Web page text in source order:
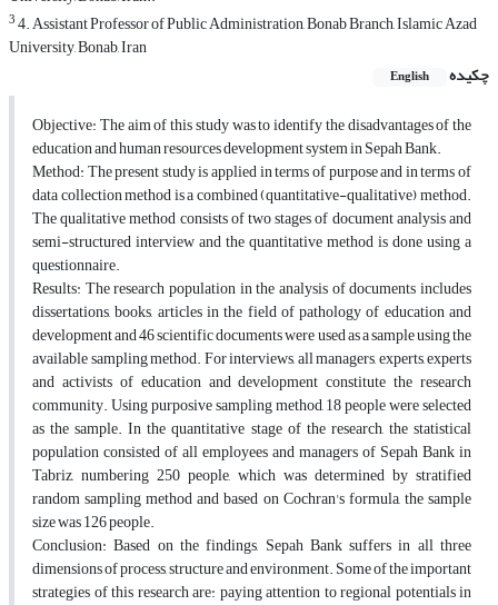
34. Assistant Professor of Public Administration, Bonab Branch, Islamic Azad
University, Bonab, Iran
چکیده
English
Objective: The aim of this study was to identify the disadvantages of the
education and human resources development system in Sepah Bank.
Method: The present study is applied in terms of purpose and in terms of
data collection method is a combined (quantitative-qualitative) method.
The qualitative method consists of two stages of document analysis and
semi-structured interview and the quantitative method is done using a
questionnaire.
Results: The research population in the analysis of documents includes
dissertations, books, articles in the field of pathology of education and
development and 46 scientific documents were used as a sample using the
available sampling method. For interviews, all managers, experts, experts
and activists of education and development constitute the research
community. Using purposive sampling method, 18 people were selected
as the sample. In the quantitative stage of the research, the statistical
population consisted of all employees and managers of Sepah Bank in
Tabriz, numbering 250 people, which was determined by stratified
random sampling method and based on Cochran's formula, the sample
size was 126 people.
Conclusion: Based on the findings, Sepah Bank suffers in all three
dimensions of process, structure and environment. Some of the important
strategies of this research are: paying attention to regional potentials in